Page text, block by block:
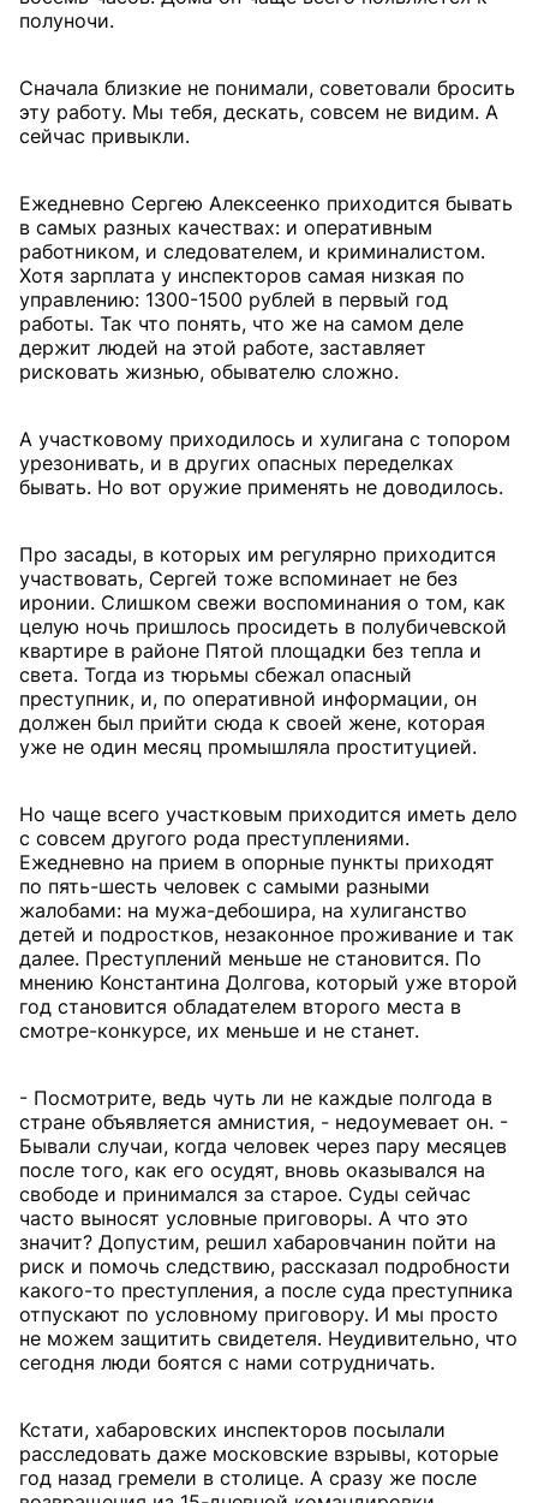
полуночи.
Сначала близкие не понимали, советовали бросить
эту работу. Мы тебя, дескать, совсем не видим. А
сейчас привыкли.
Ежедневно Сергею Алексеенко приходится бывать
в самых разных качествах: и оперативным
работником, и следователем, и криминалистом.
Хотя зарплата у инспекторов самая низкая по
управлению: 1300-1500 рублей в первый год
работы. Так что понять, что же на самом деле
держит людей на этой работе, заставляет
рисковать жизнью, обывателю сложно.
А участковому приходилось и хулигана с топором
урезонивать, и в других опасных переделках
бывать. Но вот оружие применять не доводилось.
Про засады, в которых им регулярно приходится
участвовать, Сергей тоже вспоминает не без
иронии. Слишком свежи воспоминания о том, как
целую ночь пришлось просидеть в полубичевской
квартире в районе Пятой площадки без тепла и
света. Тогда из тюрьмы сбежал опасный
преступник, и, по оперативной информации, он
должен был прийти сюда к своей жене, которая
уже не один месяц промышляла проституцией.
Но чаще всего участковым приходится иметь дело
с совсем другого рода преступлениями.
Ежедневно на прием в опорные пункты приходят
по пять-шесть человек с самыми разными
жалобами: на мужа-дебошира, на хулиганство
детей и подростков, незаконное проживание и так
далее. Преступлений меньше не становится. По
мнению Константина Долгова, который уже второй
год становится обладателем второго места в
смотре-конкурсе, их меньше и не станет.
- Посмотрите, ведь чуть ли не каждые полгода в
стране объявляется амнистия, - недоумевает он. -
Бывали случаи, когда человек через пару месяцев
после того, как его осудят, вновь оказывался на
свободе и принимался за старое. Суды сейчас
часто выносят условные приговоры. А что это
значит? Допустим, решил хабаровчанин пойти на
риск и помочь следствию, рассказал подробности
какого-то преступления, а после суда преступника
отпускают по условному приговору. И мы просто
не можем защитить свидетеля. Неудивительно, что
сегодня люди боятся с нами сотрудничать.
Кстати, хабаровских инспекторов посылали
расследовать даже московские взрывы, которые
год назад гремели в столице. А сразу же после